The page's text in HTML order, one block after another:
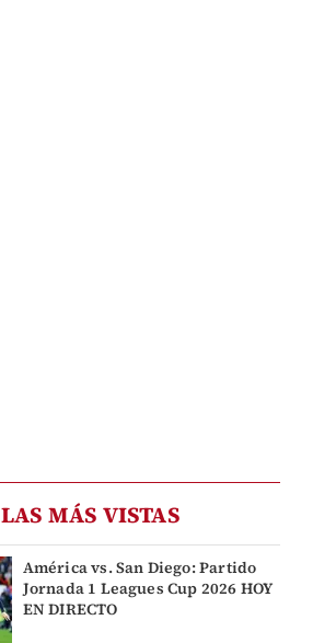
LAS MÁS VISTAS
América vs. San Diego: Partido
Jornada 1 Leagues Cup 2026 HOY
EN DIRECTO